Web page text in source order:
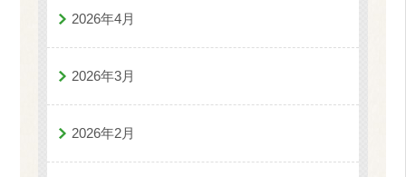
2026年4月
2026年3月
2026年2月